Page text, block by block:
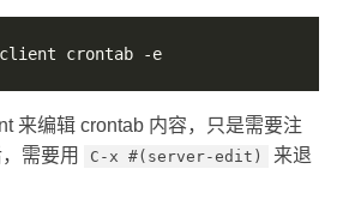
crontab -e
来编辑 crontab 内容，只是需要注
需要用
C-x #(server-edit)
来退